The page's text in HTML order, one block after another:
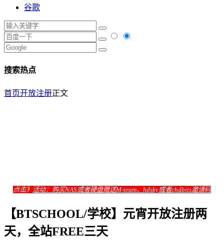
谷歌
搜索热点
首页开放注册正文
点击》 活动：购买NAS或者硬盘赠送M-team、hdsky或者chdbits邀请码
【BTSCHOOL/学校】元宵开放注册两
天，全站FREE三天